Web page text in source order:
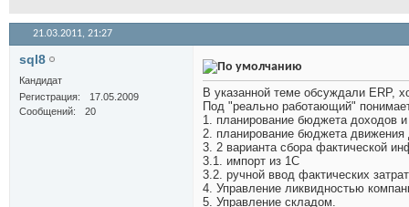
21.03.2011, 21:27
sql8
Кандидат
Регистрация
17.05.2009
Сообщений
20
В указанной теме обсуждали ERP,
Под "реально работающий"
1. планирование бюджета доходов
2. планирование бюджета движения
3. 2 варианта сбора фактической
3.1. импорт из 1С
3.2. ручной ввод фактических
4. Управление ликвидностью
5. Управление складом.